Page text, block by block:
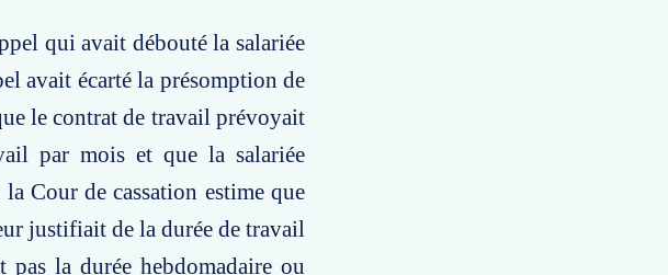
qui avait débouté la salariée
avait écarté la présomption de
le contrat de travail prévoyait
par mois et que la salariée
Cour de cassation estime que
justifiait de la durée de travail
pas la durée hebdomadaire ou